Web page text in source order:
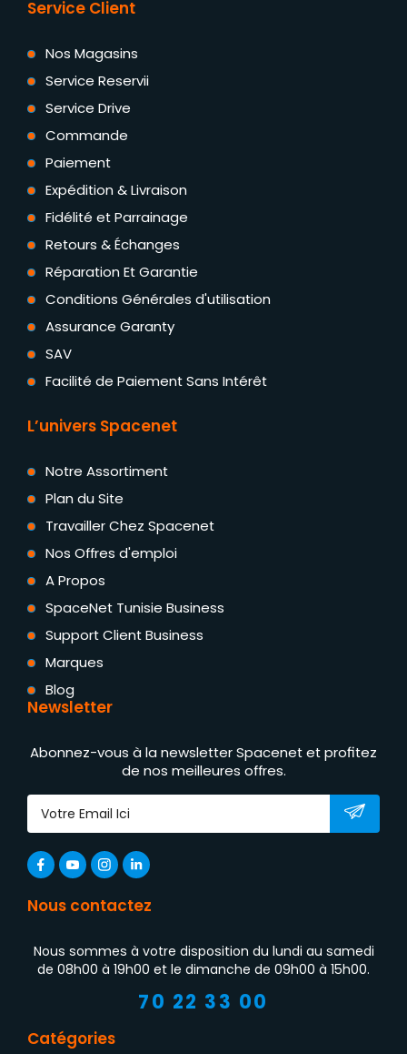
Service Client
Nos Magasins
Service Reservii
Service Drive
Commande
Paiement
Expédition & Livraison
Fidélité et Parrainage
Retours & Échanges
Réparation Et Garantie
Conditions Générales d'utilisation
Assurance Garanty
SAV
Facilité de Paiement Sans Intérêt
L’univers Spacenet
Notre Assortiment
Plan du Site
Travailler Chez Spacenet
Nos Offres d'emploi
A Propos
SpaceNet Tunisie Business
Support Client Business
Marques
Blog
Newsletter
Abonnez-vous à la newsletter Spacenet et profitez
de nos meilleures offres.
Nous contactez
Nous sommes à votre disposition du lundi au samedi
de 08h00 à 19h00 et le dimanche de 09h00 à 15h00.
70 22 33 00
Catégories